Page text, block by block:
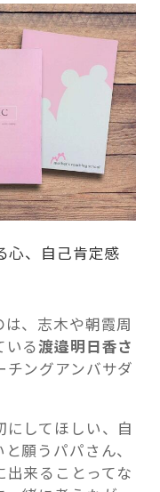
心、自己肯定感
、志木や朝霞周
いる渡邉明日香さ
ングアンバサダ
してほしい、自
願うパパさん、
来ることってな